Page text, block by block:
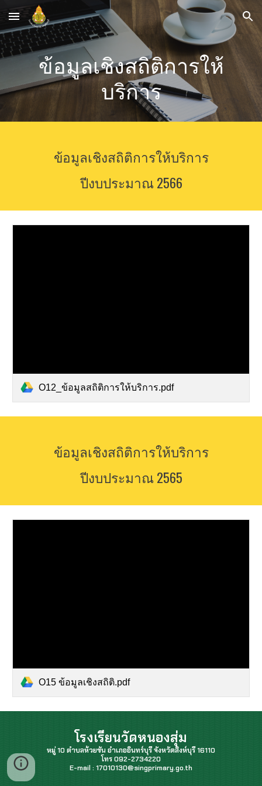
Skip to main content Skip to navigation
ข้อมูลเชิงสถิติการให้
บริการ
ข้อมูลเชิงสถิติการให้บริการ
ปีงบประมาณ 2566
O12_ข้อมูลสถิติการให้บริการ.pdf
ข้อมูลเชิงสถิติการให้บริการ
ปีงบประมาณ 2565
O15 ข้อมูลเชิงสถิติ.pdf
โรงเรียนวัดหนองสุ่ม
หมู่ 10 ตำบลห้วยชัน อำเภออินทร์บุรี จังหวัดสิงห์บุรี 16110
โทร 092-2734220
E-mail : 17010130@singprimary.go.th